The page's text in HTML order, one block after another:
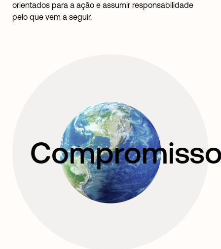
orientados para a ação e assumir responsabilidade
pelo que vem a seguir.
Compromissos